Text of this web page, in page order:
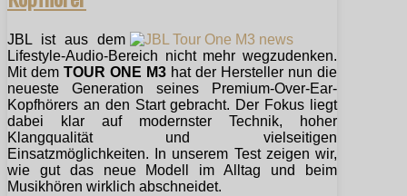
JBL ist aus dem
Lifestyle-Audio-Bereich nicht mehr wegzudenken.
Mit dem TOUR ONE M3hat der Hersteller nun die
neueste Generation seines Premium-Over-Ear-
Kopfhörers an den Start gebracht. Der Fokus liegt
dabei klar auf modernster Technik, hoher
Klangqualität und vielseitigen
Einsatzmöglichkeiten. In unserem Test zeigen wir,
wie gut das neue Modell im Alltag und beim
Musikhören wirklich abschneidet.